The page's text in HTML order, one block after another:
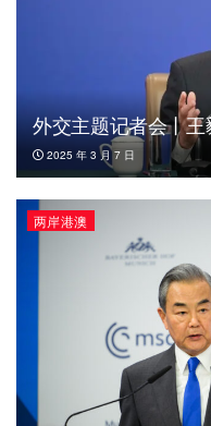
外交主题记者会丨
2025 年 3 月 7 日
两岸港澳